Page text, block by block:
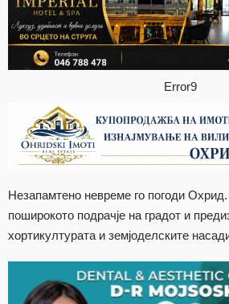
Error9
Незапамтено невреме го погоди
поширокото подрачје на градот и
хортикултурата и земјоделските